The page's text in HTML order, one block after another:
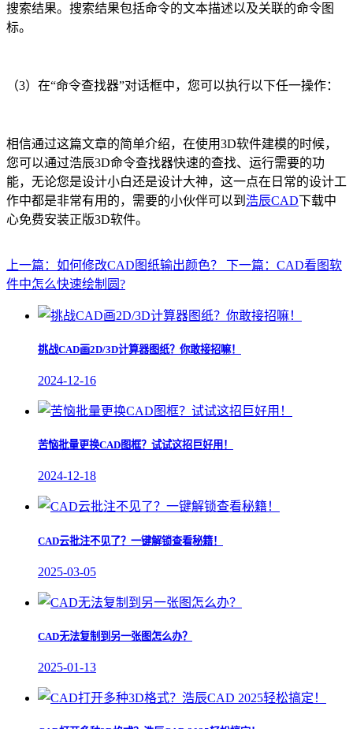
搜索结果。搜索结果包括命令的文本描述以及关联的命令图
标。
（3）在“命令查找器”对话框中，您可以执行以下任一操作：
相信通过这篇文章的简单介绍，在使用3D软件建模的时候，
您可以通过浩辰3D命令查找器快速的查找、运行需要的功
能，无论您是设计小白还是设计大神，这一点在日常的设计工
作中都是非常有用的，需要的小伙伴可以到 浩辰CAD下载中
心免费安装正版3D软件。
上一篇：如何修改CAD图纸输出颜色？ 下一篇：CAD看图软
件中怎么快速绘制圆?
挑战CAD画2D/3D计算器图纸？你敢接招嘛！
2024-12-16
苦恼批量更换CAD图框？试试这招巨好用！
2024-12-18
CAD云批注不见了？一键解锁查看秘籍！
2025-03-05
CAD无法复制到另一张图怎么办？
2025-01-13